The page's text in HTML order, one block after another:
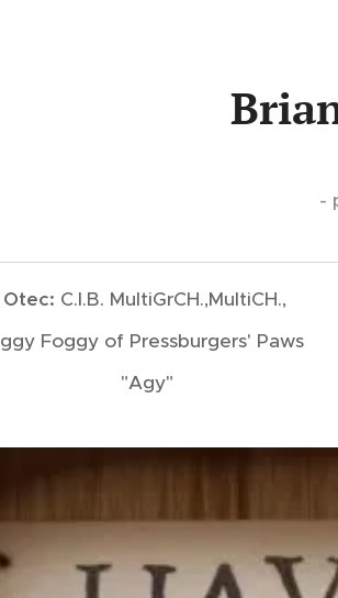
-
Otec: C.I.B. MultiGrCH.,MultiCH.,
Foggy of Pressburgers' Paws
"Agy"